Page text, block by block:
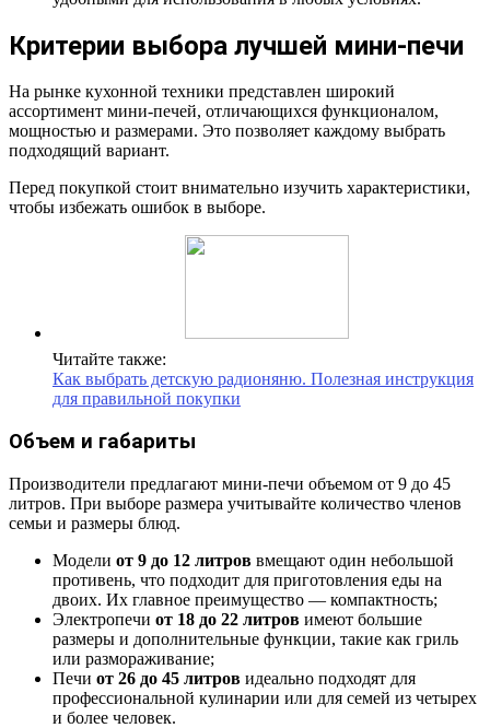
Критерии выбора лучшей мини-печи
На рынке кухонной техники представлен широкий
ассортимент мини-печей, отличающихся функционалом,
мощностью и размерами. Это позволяет каждому выбрать
подходящий вариант.
Перед покупкой стоит внимательно изучить характеристики,
чтобы избежать ошибок в выборе.
Читайте также:
Как выбрать детскую радионяню. Полезная инструкция
для правильной покупки
Объем и габариты
Производители предлагают мини-печи объемом от 9 до 45
литров. При выборе размера учитывайте количество членов
семьи и размеры блюд.
Модели от 9 до 12 литров вмещают один небольшой
противень, что подходит для приготовления еды на
двоих. Их главное преимущество — компактность;
Электропечи от 18 до 22 литров имеют большие
размеры и дополнительные функции, такие как гриль
или размораживание;
Печи от 26 до 45 литров идеально подходят для
профессиональной кулинарии или для семей из четырех
и более человек.